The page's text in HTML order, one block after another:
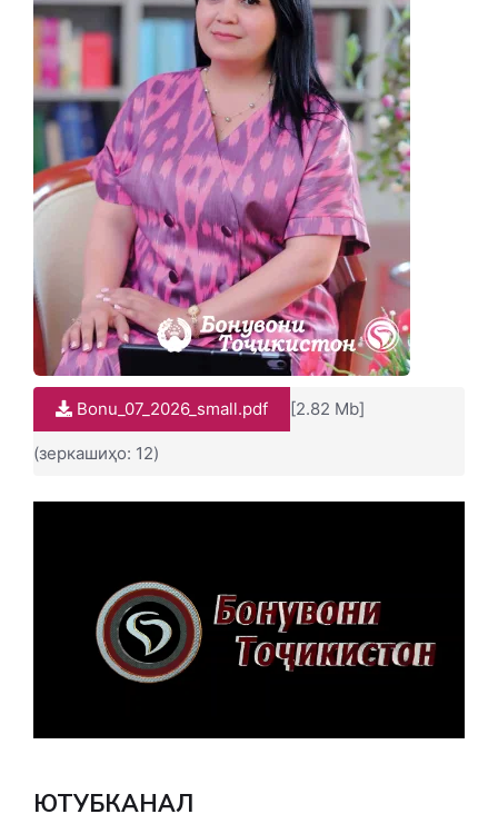
Bonu_07_2026_small.pdf [2.82 Mb]
(зеркашиҳо: 12)
ЮТУБКАНАЛ